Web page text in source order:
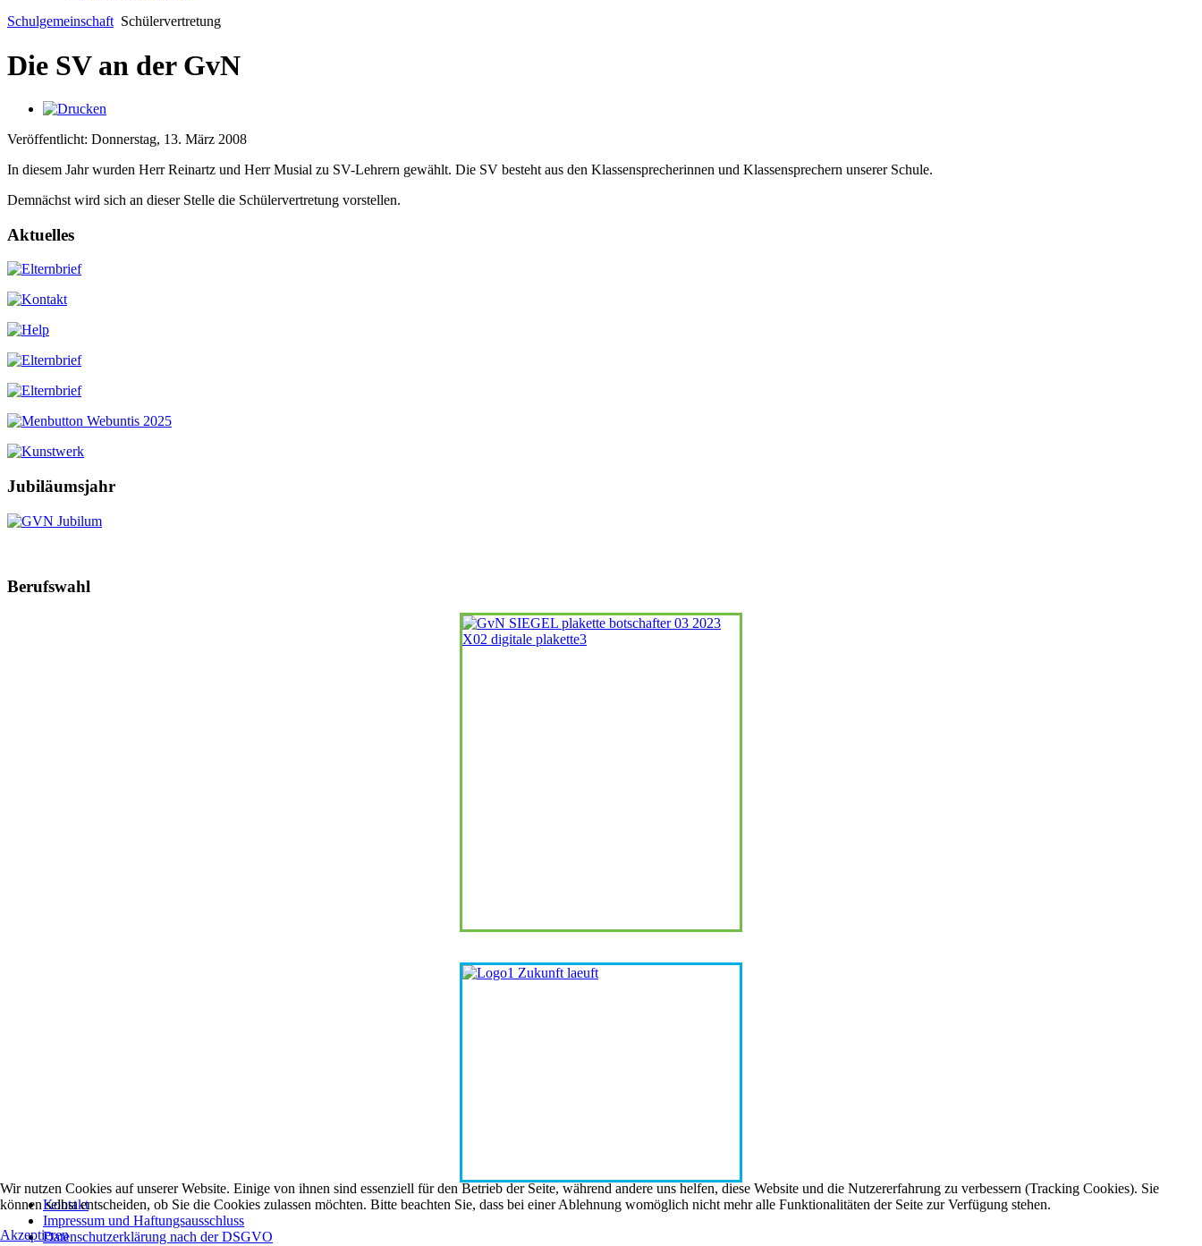
Schulgemeinschaft Schülervertretung
Die SV an der GvN
Veröffentlicht: Donnerstag, 13. März 2008
In diesem Jahr wurden Herr Reinartz und Herr Musial zu SV-Lehrern gewählt. Die SV besteht aus den Klassensprecherinnen und Klassensprechern unserer Schule.
Demnächst wird sich an dieser Stelle die Schülervertretung vorstellen.
Aktuelles
Jubiläumsjahr
Berufswahl
Kontakt
Impressum und Haftungsausschluss
Datenschutzerklärung nach der DSGVO
Wir nutzen Cookies auf unserer Website. Einige von ihnen sind essenziell für den Betrieb der Seite, während andere uns helfen, diese Website und die Nutzererfahrung zu verbessern (Tracking Cookies). Sie
können selbst entscheiden, ob Sie die Cookies zulassen möchten. Bitte beachten Sie, dass bei einer Ablehnung womöglich nicht mehr alle Funktionalitäten der Seite zur Verfügung stehen.
Akzeptieren